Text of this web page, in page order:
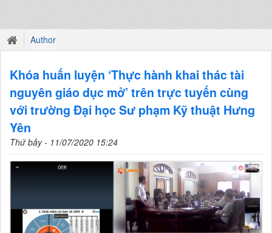
Author
Khóa huấn luyện ‘Thực hành khai thác tài
nguyên giáo dục mở’ trên trực tuyến cùng
với trường Đại học Sư phạm Kỹ thuật Hưng
Yên
Thứ bảy - 11/07/2020 15:24